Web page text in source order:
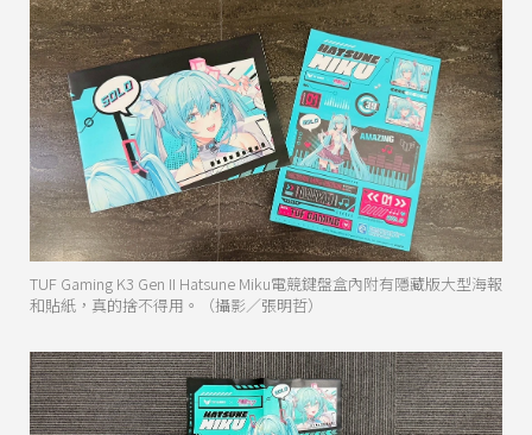
TUF Gaming K3 Gen II Hatsune Miku電競鍵盤盒內附有隱藏版大型海報
和貼紙，真的捨不得用。（攝影／張明哲）